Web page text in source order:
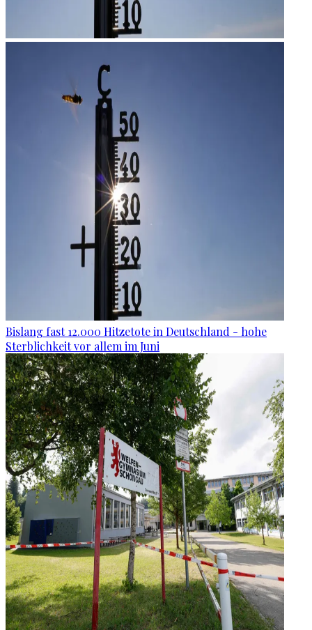
Bislang fast 12.000 Hitzetote in Deutschland - hohe
Sterblichkeit vor allem im Juni